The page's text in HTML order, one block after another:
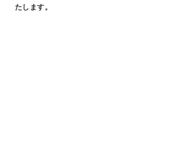
たします。